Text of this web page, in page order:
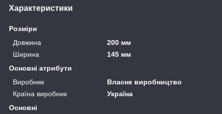
Характеристики
Розміри
Довжина
200 мм
Ширина
145 мм
Основні атрибути
Виробник
Власне виробництво
Країна виробник
Україна
Основні